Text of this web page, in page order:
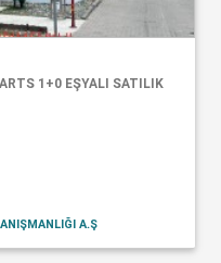
1+0 EŞYALI SATILIK
A.Ş